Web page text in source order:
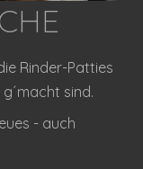
Rinder-Patties
sind.
- auch